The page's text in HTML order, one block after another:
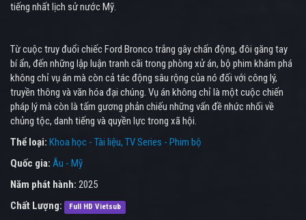
tiếng nhất lịch sử nước Mỹ.
Từ cuộc truy đuổi chiếc Ford Bronco trắng gây chấn động, đôi găng tay
bí ẩn, đến những lập luận tranh cãi trong phòng xử án, bộ phim khám phá
không chỉ vụ án mà còn cả tác động sâu rộng của nó đối với công lý,
truyền thông và văn hóa đại chúng. Vụ án không chỉ là một cuộc chiến
pháp lý mà còn là tấm gương phản chiếu những vấn đề nhức nhối về
chủng tộc, danh tiếng và quyền lực trong xã hội.
Thể loại: Khoa học - Tài liệu TV Series - Phim bộ
Quốc gia: Âu - Mỹ
Năm phát hành: 2025
Chất Lượng:
Full HD Vietsub